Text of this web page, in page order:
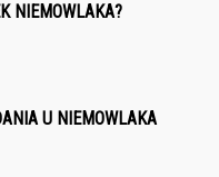
NIEMOWLAKA?
U NIEMOWLAKA